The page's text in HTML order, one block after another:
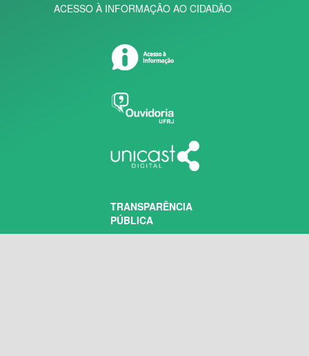
ACESSO À INFORMAÇÃO AO CIDADÃO
TRANSPARÊNCIA
PÚBLICA